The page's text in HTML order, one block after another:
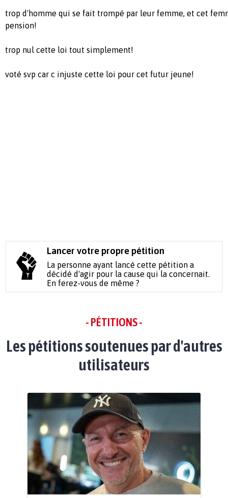
trop d'homme qui se fait trompé par leur femme, et cet
pension!
trop nul cette loi tout simplement!
voté svp car c injuste cette loi pour cet futur jeune!
Lancer votre propre pétition
La personne ayant lancé cette pétition a
décidé d'agir pour la cause qui la concernait.
En ferez-vous de même ?
- PÉTITIONS -
Les pétitions soutenues par d'autres
utilisateurs